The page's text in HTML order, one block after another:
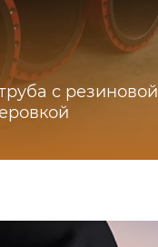
с резиновой